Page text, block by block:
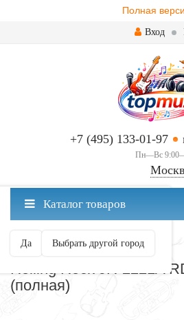
Полная
Вход
+7 (495) 133-01-97
Пн—Вс
Москва ваш город?
Да Выбрать другой город
Каталог товаров
УДАРНЫЕ УСТАНОВКИ
Rolling Rock JR-2221A
(полная)